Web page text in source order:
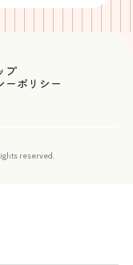
プ
ーポリシー
reserved.